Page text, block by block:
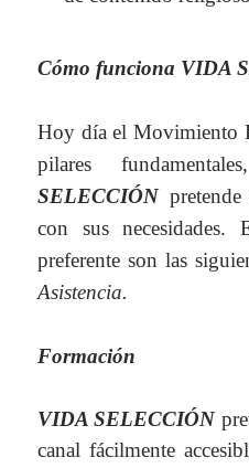
Cómo funciona VIDA
Hoy día el Movimiento
pilares
SELECCIÓNpretende
con sus necesidades.
preferente son las
Asistencia.
Formación
VIDA SELECCIÓN
canal fácilmente